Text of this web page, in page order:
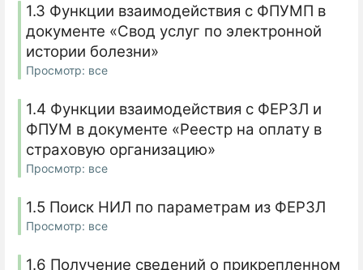
1.3 Функции взаимодействия с ФПУМП в
документе «Свод услуг по электронной
истории болезни»
Просмотр: все
1.4 Функции взаимодействия с ФЕРЗЛ и
ФПУМ в документе «Реестр на оплату в
страховую организацию»
Просмотр: все
1.5 Поиск НИЛ по параметрам из ФЕРЗЛ
Просмотр: все
1.6 Получение сведений о прикрепленном